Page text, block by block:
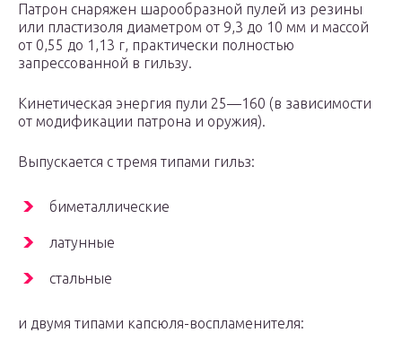
Патрон снаряжен шарообразной пулей из резины
или пластизоля диаметром от 9,3 до 10 мм и массой
от 0,55 до 1,13 г, практически полностью
запрессованной в гильзу.
Кинетическая энергия пули 25—160 (в зависимости
от модификации патрона и оружия).
Выпускается с тремя типами гильз:
биметаллические
латунные
стальные
и двумя типами капсюля-воспламенителя: